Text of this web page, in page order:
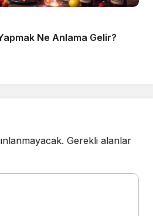
Ne Anlama Gelir?
Gerekli alanlar